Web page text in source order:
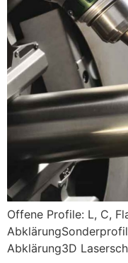
Offene Profile: L, C,
Abklärung3D